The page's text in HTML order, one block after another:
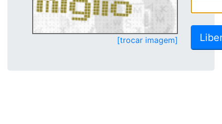
[trocar imagem]